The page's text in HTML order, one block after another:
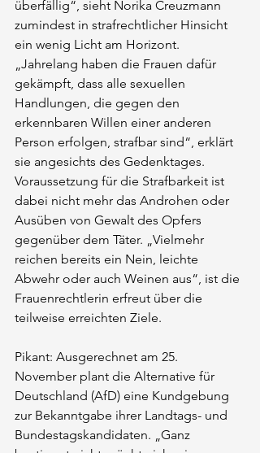
überfällig“, sieht Norika Creuzmann
zumindest in strafrechtlicher Hinsicht
ein wenig Licht am Horizont.
„Jahrelang haben die Frauen dafür
gekämpft, dass alle sexuellen
Handlungen, die gegen den
erkennbaren Willen einer anderen
Person erfolgen, strafbar sind“, erklärt
sie angesichts des Gedenktages.
Voraussetzung für die Strafbarkeit ist
dabei nicht mehr das Androhen oder
Ausüben von Gewalt des Opfers
gegenüber dem Täter. „Vielmehr
reichen bereits ein Nein, leichte
Abwehr oder auch Weinen aus“, ist die
Frauenrechtlerin erfreut über die
teilweise erreichten Ziele.
Pikant: Ausgerechnet am 25.
November plant die Alternative für
Deutschland (AfD) eine Kundgebung
zur Bekanntgabe ihrer Landtags- und
Bundestagskandidaten. „Ganz